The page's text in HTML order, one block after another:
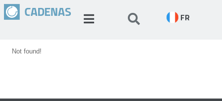
FR
Not found!